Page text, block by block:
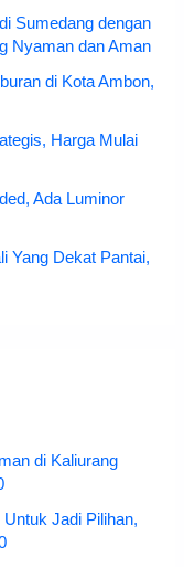
Sumedang dengan
Nyaman dan Aman
di Kota Ambon,
Harga Mulai
Ada Luminor
Yang Dekat Pantai,
di Kaliurang
Jadi Pilihan,